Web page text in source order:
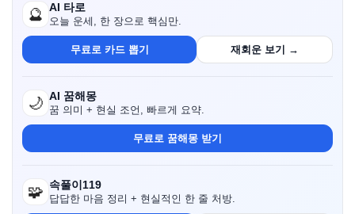
🔮 AI 타로
오늘 운세, 한 장으로 핵심만.
무료로 카드 뽑기 재회운 보기 →
🌙 AI 꿈해몽
꿈 의미 + 현실 조언, 빠르게 요약.
무료로 꿈해몽 받기
🧩 속풀이119
답답한 마음 정리 + 현실적인 한 줄 처방.